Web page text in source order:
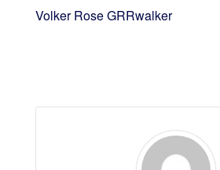
Volker Rose GRRwalker